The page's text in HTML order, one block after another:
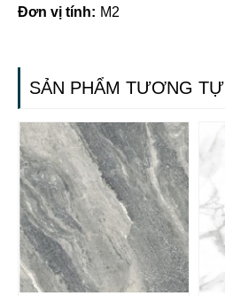
Đơn vị tính: M2
SẢN PHẨM TƯƠNG TỰ